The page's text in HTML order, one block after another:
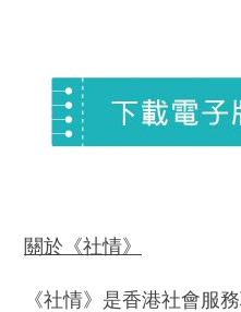
關於《社情》
《社情》是香港社會服